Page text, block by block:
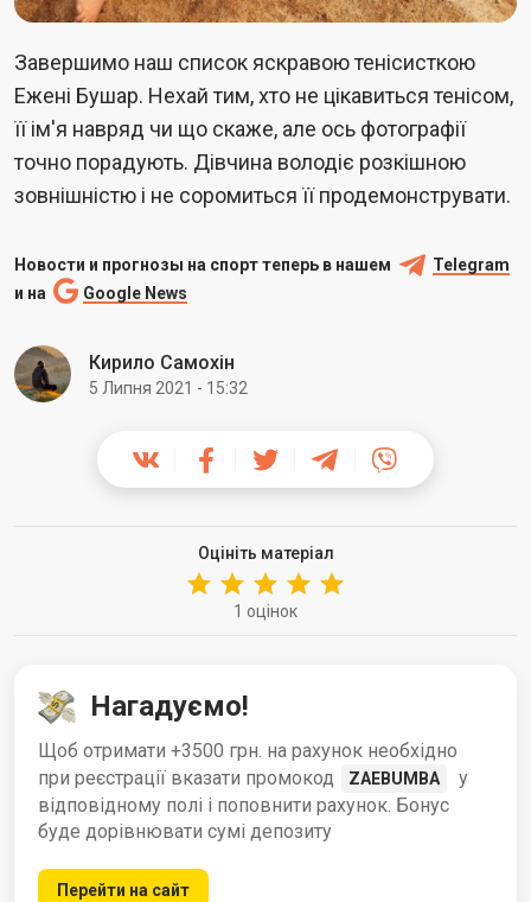
Завершимо наш список яскравою тенісисткою
Ежені Бушар. Нехай тим, хто не цікавиться тенісом,
її ім'я навряд чи що скаже, але ось фотографії
точно порадують. Дівчина володіє розкішною
зовнішністю і не соромиться її продемонструвати.
Новости и прогнозы на спорт теперь в нашем
Telegram
и на
Google News
Кирило Самохін
5 Липня 2021 - 15:32
Оцініть матеріал
1 оцінок
Нагадуємо!
Щоб отримати +3500 грн. на рахунок необхідно
при реєстрації вказати промокод
ZAEBUMBA
у
відповідному полі і поповнити рахунок. Бонус
буде дорівнювати сумі депозиту
Перейти на сайт